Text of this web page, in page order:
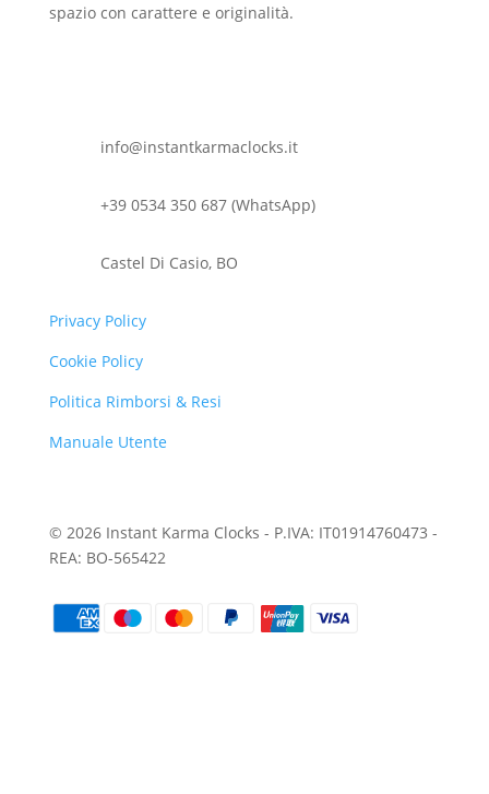
spazio con carattere e originalità.
info@instantkarmaclocks.it
+39 0534 350 687 (WhatsApp)
Castel Di Casio, BO
Privacy Policy
Cookie Policy
Politica Rimborsi & Resi
Manuale Utente
© 2026 Instant Karma Clocks - P.IVA: IT01914760473 -
REA: BO-565422